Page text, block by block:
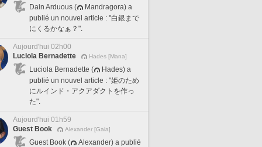
Dain Arduous (
Mandragora) a
publié un nouvel article : "白銀まで
にくるかなぁ？".
Aujourd'hui 02h00
Luciola Bernadette
Hades [Mana]
Luciola Bernadette (
Hades) a
publié un nouvel article : "姫のため
にルインド・アクアダクトを作っ
た".
Aujourd'hui 01h59
Guest Book
Alexander [Gaia]
Guest Book (
Alexander) a publié